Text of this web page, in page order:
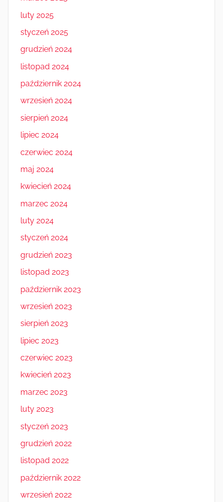
luty 2025
styczeń 2025
grudzień 2024
listopad 2024
październik 2024
wrzesień 2024
sierpień 2024
lipiec 2024
czerwiec 2024
maj 2024
kwiecień 2024
marzec 2024
luty 2024
styczeń 2024
grudzień 2023
listopad 2023
październik 2023
wrzesień 2023
sierpień 2023
lipiec 2023
czerwiec 2023
kwiecień 2023
marzec 2023
luty 2023
styczeń 2023
grudzień 2022
listopad 2022
październik 2022
wrzesień 2022